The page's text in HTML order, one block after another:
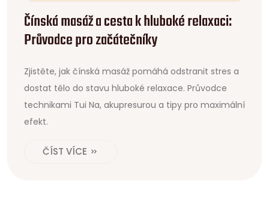
Čínská masáž a cesta k hluboké relaxaci:
Průvodce pro začátečníky
Zjistěte, jak čínská masáž pomáhá odstranit stres a
dostat tělo do stavu hluboké relaxace. Průvodce
technikami Tui Na, akupresurou a tipy pro maximální
efekt.
ČÍST VÍCE